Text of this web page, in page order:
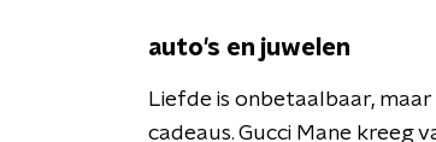
auto's en juwelen
Liefde is onbetaalbaar,
cadeaus. Gucci Mane kreeg